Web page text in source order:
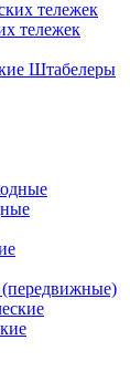
тележек
Штабелеры